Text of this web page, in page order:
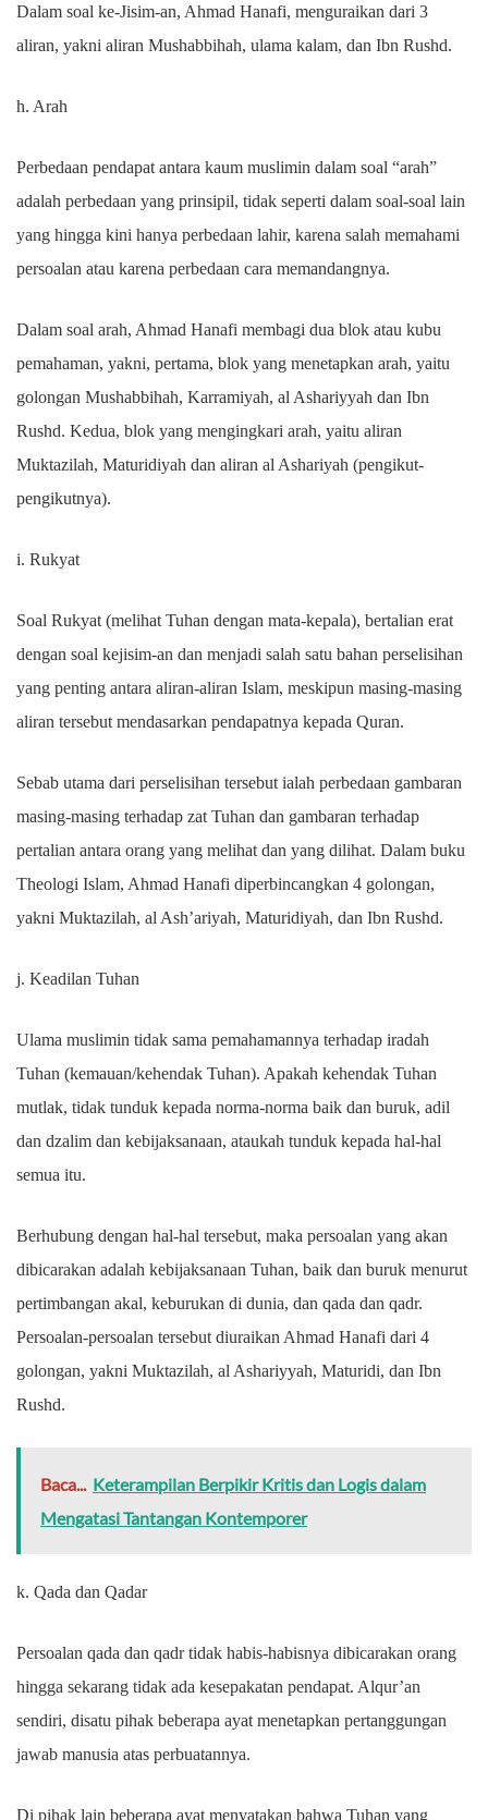
Dalam soal ke-Jisim-an, Ahmad Hanafi, menguraikan dari 3
aliran, yakni aliran Mushabbihah, ulama kalam, dan Ibn Rushd.
h. Arah
Perbedaan pendapat antara kaum muslimin dalam soal “arah”
adalah perbedaan yang prinsipil, tidak seperti dalam soal-soal lain
yang hingga kini hanya perbedaan lahir, karena salah memahami
persoalan atau karena perbedaan cara memandangnya.
Dalam soal arah, Ahmad Hanafi membagi dua blok atau kubu
pemahaman, yakni, pertama, blok yang menetapkan arah, yaitu
golongan Mushabbihah, Karramiyah, al Ashariyyah dan Ibn
Rushd. Kedua, blok yang mengingkari arah, yaitu aliran
Muktazilah, Maturidiyah dan aliran al Ashariyah (pengikut-
pengikutnya).
i. Rukyat
Soal Rukyat (melihat Tuhan dengan mata-kepala), bertalian erat
dengan soal kejisim-an dan menjadi salah satu bahan perselisihan
yang penting antara aliran-aliran Islam, meskipun masing-masing
aliran tersebut mendasarkan pendapatnya kepada Quran.
Sebab utama dari perselisihan tersebut ialah perbedaan gambaran
masing-masing terhadap zat Tuhan dan gambaran terhadap
pertalian antara orang yang melihat dan yang dilihat. Dalam buku
Theologi Islam, Ahmad Hanafi diperbincangkan 4 golongan,
yakni Muktazilah, al Ash’ariyah, Maturidiyah, dan Ibn Rushd.
j. Keadilan Tuhan
Ulama muslimin tidak sama pemahamannya terhadap iradah
Tuhan (kemauan/kehendak Tuhan). Apakah kehendak Tuhan
mutlak, tidak tunduk kepada norma-norma baik dan buruk, adil
dan dzalim dan kebijaksanaan, ataukah tunduk kepada hal-hal
semua itu.
Berhubung dengan hal-hal tersebut, maka persoalan yang akan
dibicarakan adalah kebijaksanaan Tuhan, baik dan buruk menurut
pertimbangan akal, keburukan di dunia, dan qada dan qadr.
Persoalan-persoalan tersebut diuraikan Ahmad Hanafi dari 4
golongan, yakni Muktazilah, al Ashariyyah, Maturidi, dan Ibn
Rushd.
Baca... Keterampilan Berpikir Kritis dan Logis dalam
Mengatasi Tantangan Kontemporer
k. Qada dan Qadar
Persoalan qada dan qadr tidak habis-habisnya dibicarakan orang
hingga sekarang tidak ada kesepakatan pendapat. Alqur’an
sendiri, disatu pihak beberapa ayat menetapkan pertanggungan
jawab manusia atas perbuatannya.
Di pihak lain beberapa ayat menyatakan bahwa Tuhan yang